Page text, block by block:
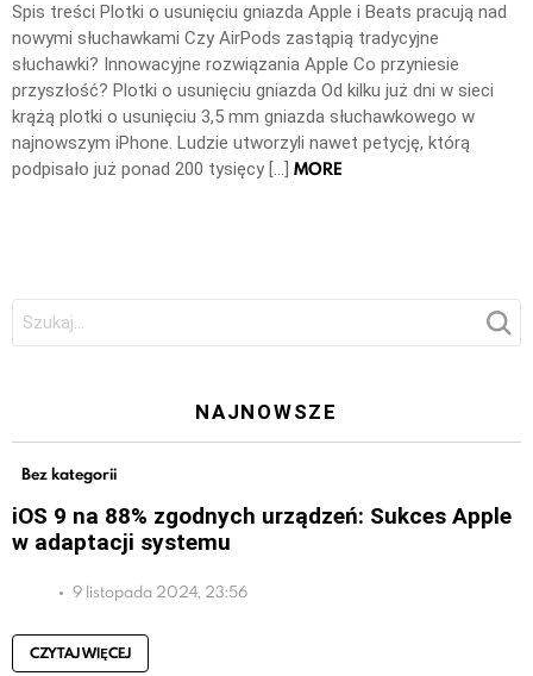
Spis treści Plotki o usunięciu gniazda Apple i Beats pracują nad
nowymi słuchawkami Czy AirPods zastąpią tradycyjne
słuchawki? Innowacyjne rozwiązania Apple Co przyniesie
przyszłość? Plotki o usunięciu gniazda Od kilku już dni w sieci
krążą plotki o usunięciu 3,5 mm gniazda słuchawkowego w
najnowszym iPhone. Ludzie utworzyli nawet petycję, którą
podpisało już ponad 200 tysięcy […] MORE
Szukaj:
NAJNOWSZE
Bez kategorii
iOS 9 na 88% zgodnych urządzeń: Sukces Apple
w adaptacji systemu
9 listopada 2024, 23:56
CZYTAJ WIĘCEJ